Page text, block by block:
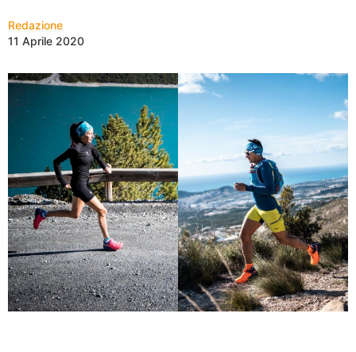
Redazione
11 Aprile 2020